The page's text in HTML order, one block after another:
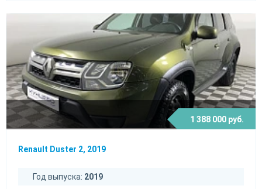
1 388 000 руб.
Renault Duster 2, 2019
Год выпуска: 2019